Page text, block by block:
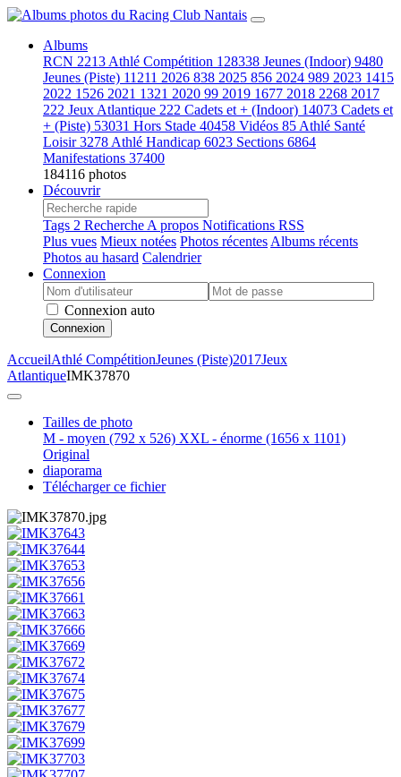
Albums
RCN 2213 Athlé Compétition 128338 Jeunes (Indoor) 9480
Jeunes (Piste) 11211 2026 838 2025 856 2024 989 2023 1415
2022 1526 2021 1321 2020 99 2019 1677 2018 2268 2017
222 Jeux Atlantique 222 Cadets et + (Indoor) 14073 Cadets et
+ (Piste) 53031 Hors Stade 40458 Vidéos 85 Athlé Santé
Loisir3278 Athlé Handicap 6023 Sections 6864
Manifestations 37400
184116 photos
Découvrir
Tags 2 Recherche A propos Notifications RSS
Plus vues Mieux notées Photos récentes Albums récents
Photos au hasard Calendrier
Connexion
Connexion auto
Connexion
AccueilAthlé CompétitionJeunes (Piste)2017Jeux
AtlantiqueIMK37870
Tailles de photo
M - moyen (792 x 526) XXL - énorme (1656 x 1101)
Original
diaporama
Télécharger ce fichier